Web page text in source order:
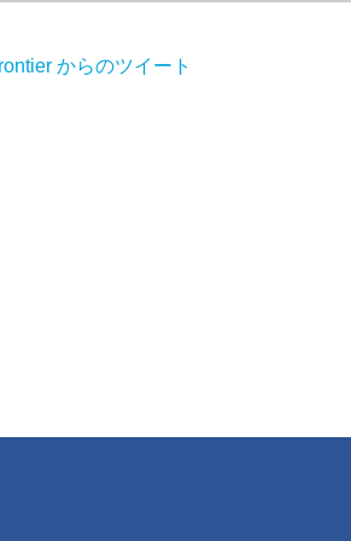
からのツイート